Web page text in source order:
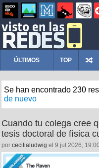
ÚLTIMOS TOP
Se han encontrado 230
de nuevo
Cuando tu colega cree
tesis doctoral de física
por cecilialudwig el 9 jul 2026,